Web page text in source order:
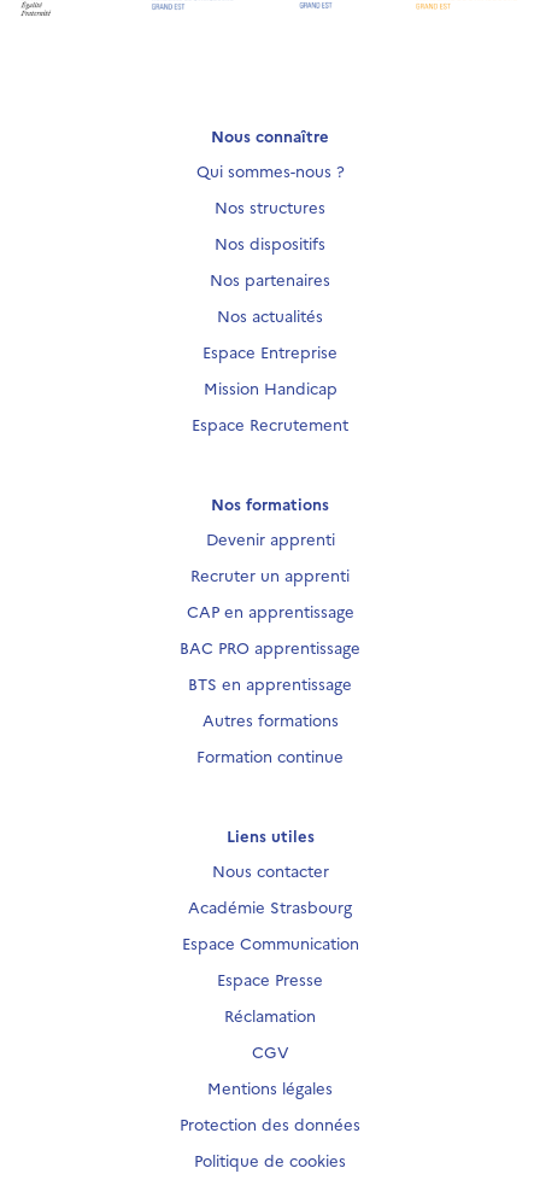
Nous connaître
Qui sommes-nous ?
Nos structures
Nos dispositifs
Nos partenaires
Nos actualités
Espace Entreprise
Mission Handicap
Espace Recrutement
Nos formations
Devenir apprenti
Recruter un apprenti
CAP en apprentissage
BAC PRO apprentissage
BTS en apprentissage
Autres formations
Formation continue
Liens utiles
Nous contacter
Académie Strasbourg
Espace Communication
Espace Presse
Réclamation
CGV
Mentions légales
Protection des données
Politique de cookies